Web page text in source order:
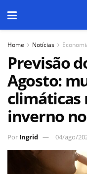
Home Notícias
Previsão
Agosto:
climáticas
inverno
Por Ingrid 04/ago/